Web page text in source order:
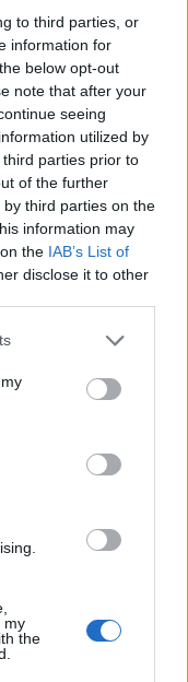
to third parties, or
information for
below opt-out
note that after your
seeing
utilized by
parties prior to
of the further
third parties on the
information may
the IAB’s List of
disclose it to other
or more Google
You may click to
third-party tags to
in below Google
my
the
dönt a
nyelvű
jelölt
szélén
módon
többek
Banderas
DÍJÁT